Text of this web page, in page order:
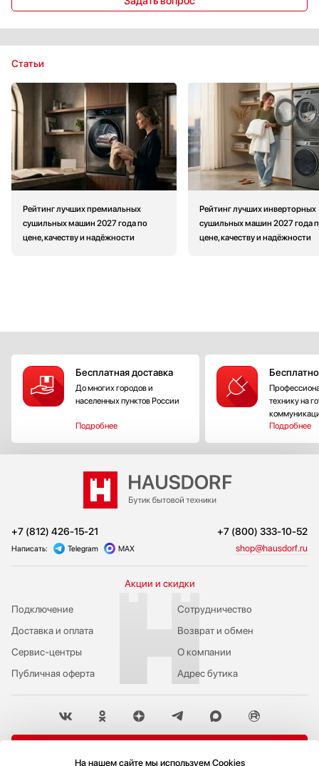
Статьи
Рейтинг лучших премиальных
сушильных машин 2027 года по
цене, качеству и надёжности
Рейтинг лучших инверторных
сушильных машин 2027 года
цене, качеству и надёжности
Бесплатная доставка
До многих городов и
населенных пунктов России
Подробнее
технику на
Подробнее
+7 (812) 426-15-21 +7 (800) 333-10-52
Написать: Telegram MAX shop@hausdorf.ru
Акции и скидки
Подключение
Публичная оферта
Сервис-центры
Доставка и оплата
Сотрудничество
Возврат и обмен
О компании
Адрес бутика
На нашем сайте мы используем Cookies